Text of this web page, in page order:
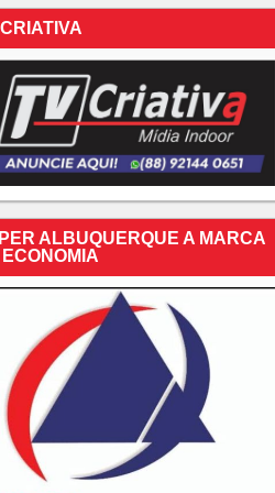
ALBUQUERQUE A MARCA
ECONOMIA